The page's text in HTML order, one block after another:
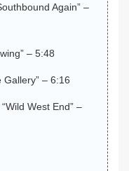
Again” –
– 5:48
Gallery” – 6:16
West End” –